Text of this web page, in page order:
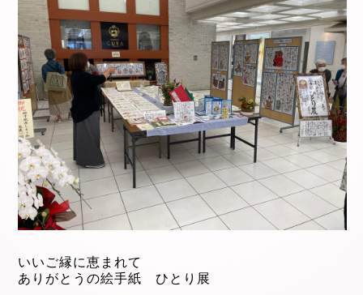
いいご縁に恵まれて
ありがとうの絵手紙 ひとり展